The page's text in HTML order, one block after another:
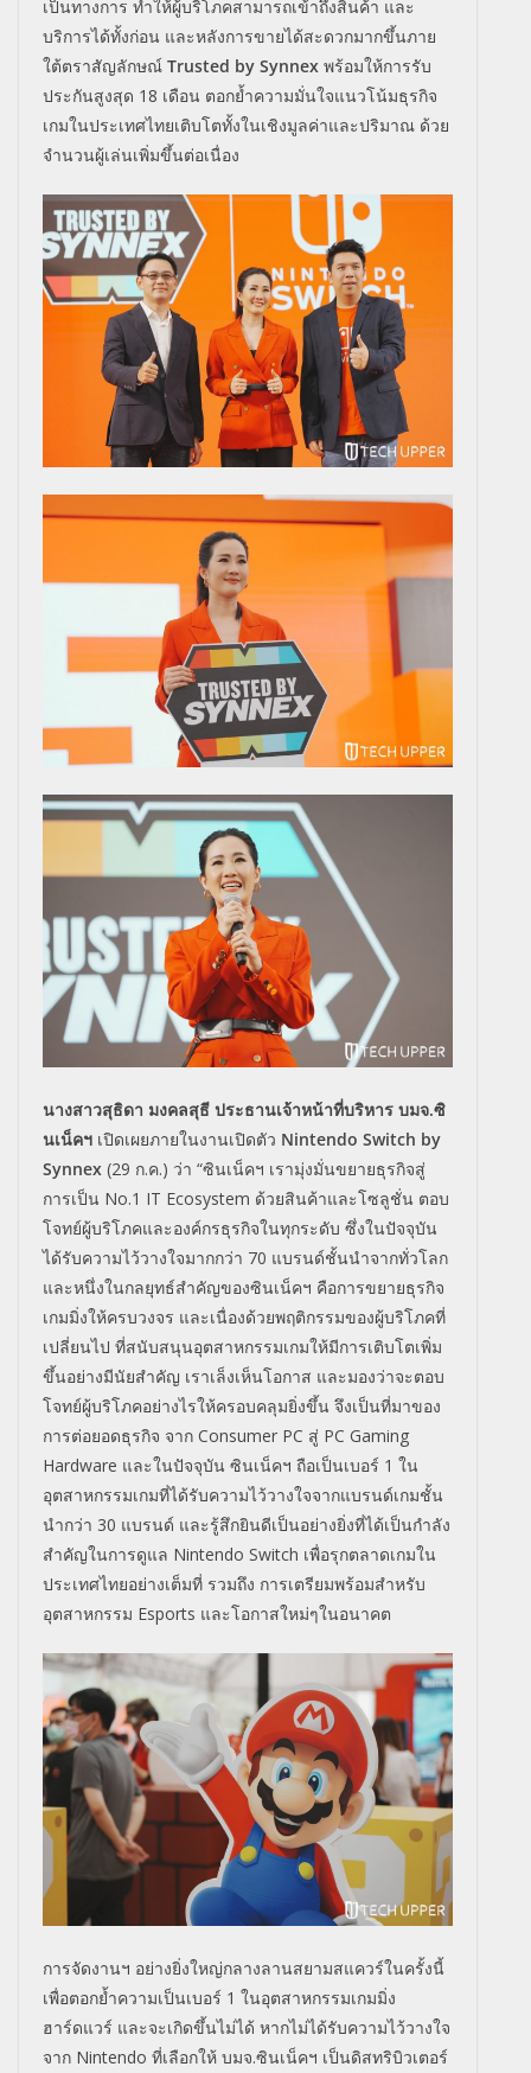
เป็นทางการ ทำให้ผู้บริโภคสามารถเข้าถึงสินค้า และ
บริการได้ทั้งก่อน และหลังการขายได้สะดวกมากขึ้นภาย
ใต้ตราสัญลักษณ์ Trusted by Synnex พร้อมให้การรับ
ประกันสูงสุด 18 เดือน ตอกย้ำความมั่นใจแนวโน้มธุรกิจ
เกมในประเทศไทยเติบโตทั้งในเชิงมูลค่าและปริมาณ ด้วย
จำนวนผู้เล่นเพิ่มขึ้นต่อเนื่อง
นางสาวสุธิดา มงคลสุธี ประธานเจ้าหน้าที่บริหาร บมจ.ซิ
นเน็คฯ เปิดเผยภายในงานเปิดตัว Nintendo Switch by
Synnex (29 ก.ค.) ว่า “ซินเน็คฯ เรามุ่งมั่นขยายธุรกิจสู่
การเป็น No.1 IT Ecosystem ด้วยสินค้าและโซลูชั่น ตอบ
โจทย์ผู้บริโภคและองค์กรธุรกิจในทุกระดับ ซึ่งในปัจจุบัน
ได้รับความไว้วางใจมากกว่า 70 แบรนด์ชั้นนำจากทั่วโลก
และหนึ่งในกลยุทธ์สำคัญของซินเน็คฯ คือการขยายธุรกิจ
เกมมิ่งให้ครบวงจร และเนื่องด้วยพฤติกรรมของผู้บริโภคที่
เปลี่ยนไป ที่สนับสนุนอุตสาหกรรมเกมให้มีการเติบโตเพิ่ม
ขึ้นอย่างมีนัยสำคัญ เราเล็งเห็นโอกาส และมองว่าจะตอบ
โจทย์ผู้บริโภคอย่างไรให้ครอบคลุมยิ่งขึ้น จึงเป็นที่มาของ
การต่อยอดธุรกิจ จาก Consumer PC สู่ PC Gaming
Hardware และในปัจจุบัน ซินเน็คฯ ถือเป็นเบอร์ 1 ใน
อุตสาหกรรมเกมที่ได้รับความไว้วางใจจากแบรนด์เกมชั้น
นำกว่า 30 แบรนด์ และรู้สึกยินดีเป็นอย่างยิ่งที่ได้เป็นกำลัง
สำคัญในการดูแล Nintendo Switch เพื่อรุกตลาดเกมใน
ประเทศไทยอย่างเต็มที่ รวมถึง การเตรียมพร้อมสำหรับ
อุตสาหกรรม Esports และโอกาสใหม่ๆในอนาคต
การจัดงานฯ อย่างยิ่งใหญ่กลางลานสยามสแควร์ในครั้งนี้
เพื่อตอกย้ำความเป็นเบอร์ 1 ในอุตสาหกรรมเกมมิ่ง
ฮาร์ดแวร์ และจะเกิดขึ้นไม่ได้ หากไม่ได้รับความไว้วางใจ
จาก Nintendo ที่เลือกให้ บมจ.ซินเน็คฯ เป็นดิสทริบิวเตอร์